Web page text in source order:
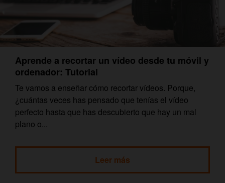
Aprende a recortar un vídeo desde tu móvil y
ordenador: Tutorial
Te vamos a enseñar cómo recortar vídeos. Porque,
¿cuántas veces has pensado que tenías el vídeo
perfecto hasta que has descubierto que hay un mal
plano o...
Leer más